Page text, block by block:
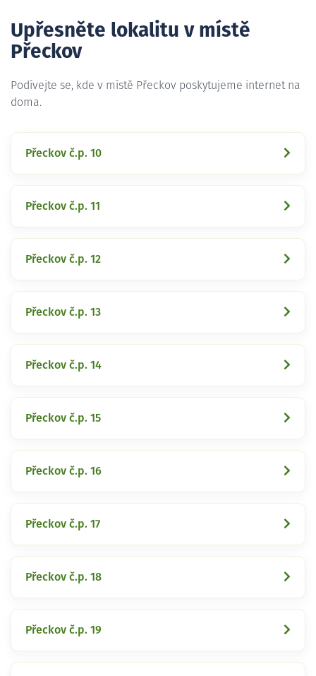
Upřesněte lokalitu v místě
Přeckov
Podívejte se, kde v místě Přeckov poskytujeme internet na
doma.
Přeckov č.p. 10
Přeckov č.p. 11
Přeckov č.p. 12
Přeckov č.p. 13
Přeckov č.p. 14
Přeckov č.p. 15
Přeckov č.p. 16
Přeckov č.p. 17
Přeckov č.p. 18
Přeckov č.p. 19